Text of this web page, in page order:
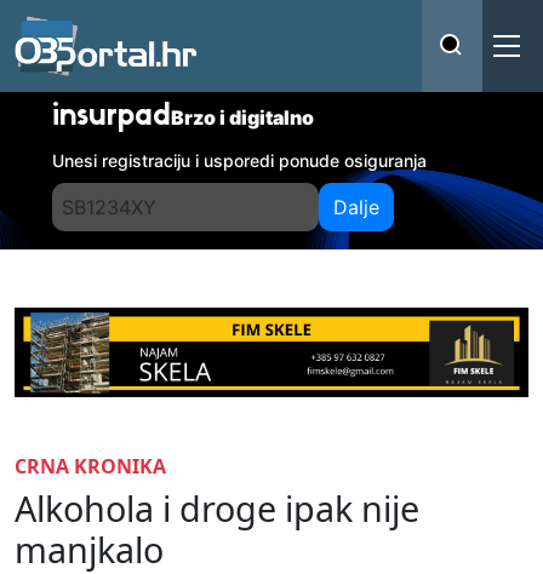
insurpadBrzo i digitalno
Unesi registraciju i usporedi ponude osiguranja
Dalje
CRNA KRONIKA
Alkohola i droge ipak nije
manjkalo